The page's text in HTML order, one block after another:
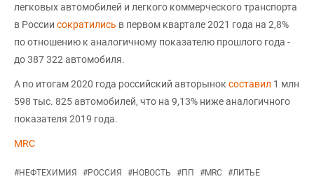
легковых автомобилей и легкого коммерческого транспорта
в России сократились в первом квартале 2021 года на 2,8%
по отношению к аналогичному показателю прошлого года -
до 387 322 автомобиля.
А по итогам 2020 года российский авторынок составил 1 млн
598 тыс. 825 автомобилей, что на 9,13% ниже аналогичного
показателя 2019 года.
MRC
#НЕФТЕХИМИЯ #РОССИЯ #НОВОСТЬ #ПП #MRC #ЛИТЬЕ